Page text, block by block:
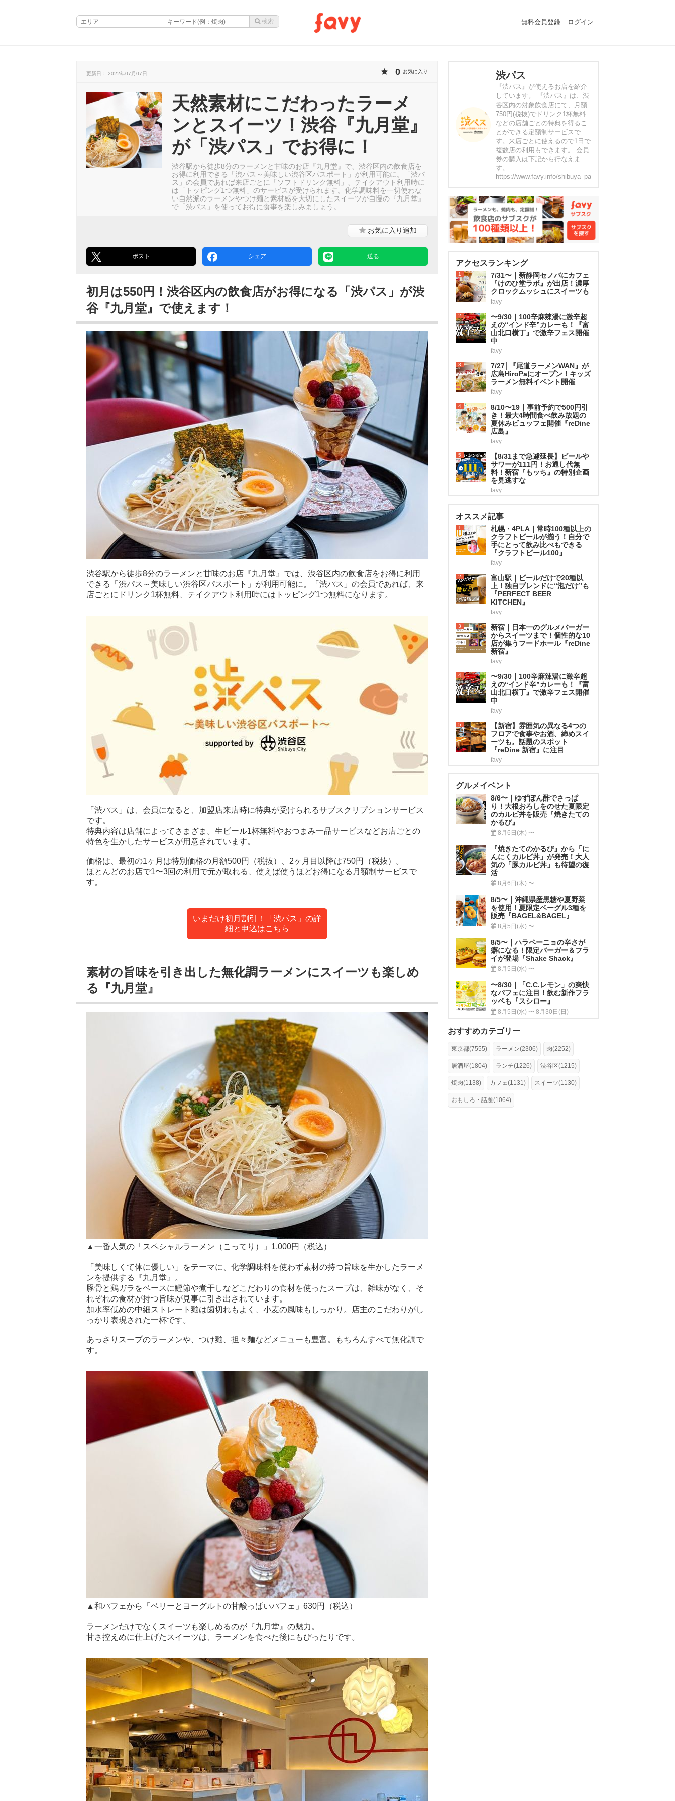
無料会員登録 ログイン
更新日： 2022年07月07日 0 お気に入り
天然素材にこだわったラーメ
ンとスイーツ！渋谷『九月堂』
が「渋パス」でお得に！
渋谷駅から徒歩8分のラーメンと甘味のお店『九月堂』で、渋谷区内の飲食店を
お得に利用できる「渋パス～美味しい渋谷区パスポート」が利用可能に。「渋パ
ス」の会員であれば来店ごとに「ソフトドリンク無料」、テイクアウト利用時に
は「トッピング1つ無料」のサービスが受けられます。化学調味料を一切使わな
い自然派のラーメンやつけ麺と素材感を大切にしたスイーツが自慢の『九月堂』
で「渋パス」を使ってお得に食事を楽しみましょう。
お気に入り追加
ポスト シェア 送る
初月は550円！渋谷区内の飲食店がお得になる「渋パス」が渋
谷『九月堂』で使えます！
渋谷駅から徒歩8分のラーメンと甘味のお店『九月堂』では、渋谷区内の飲食店をお得に利用
できる「渋パス～美味しい渋谷区パスポート」が利用可能に。「渋パス」の会員であれば、来
店ごとにドリンク1杯無料、テイクアウト利用時にはトッピング1つ無料になります。
「渋パス」は、会員になると、加盟店来店時に特典が受けられるサブスクリプションサービス
です。
特典内容は店舗によってさまざま。生ビール1杯無料やおつまみ一品サービスなどお店ごとの
特色を生かしたサービスが用意されています。
価格は、最初の1ヶ月は特別価格の月額500円（税抜）、2ヶ月目以降は750円（税抜）。
ほとんどのお店で1〜3回の利用で元が取れる、使えば使うほどお得になる月額制サービスで
す。
いまだけ初月割引！「渋パス」の詳
細と申込はこちら
素材の旨味を引き出した無化調ラーメンにスイーツも楽しめ
る『九月堂』
▲一番人気の「スペシャルラーメン（こってり）」1,000円（税込）
「美味しくて体に優しい」をテーマに、化学調味料を使わず素材の持つ旨味を生かしたラーメ
ンを提供する『九月堂』。
豚骨と鶏ガラをベースに鰹節や煮干しなどこだわりの食材を使ったスープは、雑味がなく、そ
れぞれの食材が持つ旨味が見事に引き出されています。
加水率低めの中細ストレート麺は歯切れもよく、小麦の風味もしっかり。店主のこだわりがし
っかり表現された一杯です。
あっさりスープのラーメンや、つけ麺、担々麺などメニューも豊富。もちろんすべて無化調で
す。
▲和パフェから「ベリーとヨーグルトの甘酸っぱいパフェ」630円（税込）
ラーメンだけでなくスイーツも楽しめるのが『九月堂』の魅力。
甘さ控えめに仕上げたスイーツは、ラーメンを食べた後にもぴったりです。
渋パス
『渋パス』が使えるお店を紹介
しています。 『渋パス』は、渋
谷区内の対象飲食店にて、月額
750円(税抜)でドリンク1杯無料
などの店舗ごとの特典を得るこ
とができる定額制サービスで
す。来店ごとに使えるので1日で
複数店の利用もできます。 会員
券の購入は下記から行なえま
す。
https://www.favy.info/shibuya_passport_c/lp01
アクセスランキング
1
7/31〜｜新静岡セノバにカフェ
『けのひ堂ラボ』が出店！濃厚
クロックムッシュにスイーツも
favy
2
〜9/30｜100辛麻辣湯に激辛超
えの“インド辛”カレーも！『富
山北口横丁』で激辛フェス開催
中
favy
3
7/27│『尾道ラーメンWAN』が
広島HiroPaにオープン！キッズ
ラーメン無料イベント開催
favy
4
8/10〜19｜事前予約で500円引
き！最大4時間食べ飲み放題の
夏休みビュッフェ開催『reDine
広島』
favy
5
【8/31まで急遽延長】ビールや
サワーが111円！お通し代無
料！新宿『もッち』の特別企画
を見逃すな
favy
オススメ記事
1
札幌・4PLA｜常時100種以上の
クラフトビールが揃う！自分で
手にとって飲み比べもできる
『クラフトビール100』
favy
2
富山駅｜ビールだけで20種以
上！独自ブレンドに“泡だけ”も
『PERFECT BEER
KITCHEN』
favy
3
新宿｜日本一のグルメバーガー
からスイーツまで！個性的な10
店が集うフードホール『reDine
新宿』
favy
4
〜9/30｜100辛麻辣湯に激辛超
えの“インド辛”カレーも！『富
山北口横丁』で激辛フェス開催
中
favy
5
【新宿】雰囲気の異なる4つの
フロアで食事やお酒、締めスイ
ーツも。話題のスポット
『reDine 新宿』に注目
favy
グルメイベント
8/6〜｜ゆずぽん酢でさっぱ
り！大根おろしをのせた夏限定
のカルビ丼を販売『焼きたての
かるび』
8月6日(木) 〜
『焼きたてのかるび』から「に
んにくカルビ丼」が発売！大人
気の「豚カルビ丼」も待望の復
活
8月6日(木) 〜
8/5〜｜沖縄県産黒糖や夏野菜
を使用！夏限定ベーグル3種を
販売『BAGEL&BAGEL』
8月5日(水) 〜
8/5〜｜ハラペーニョの辛さが
癖になる！限定バーガー＆フラ
イが登場『Shake Shack』
8月5日(水) 〜
〜8/30｜「C.C.レモン」の爽快
なパフェに注目！飲む新作フラ
ッペも『スシロー』
8月5日(水) 〜 8月30日(日)
おすすめカテゴリー
東京都(7555) ラーメン(2306) 肉(2252)
居酒屋(1804) ランチ(1226) 渋谷区(1215)
焼肉(1138) カフェ(1131) スイーツ(1130)
おもしろ・話題(1064)